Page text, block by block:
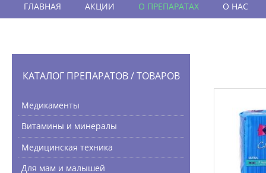
ГЛАВНАЯ АКЦИИ О ПРЕПАРАТАХ О НАС
КАТАЛОГ ПРЕПАРАТОВ / ТОВАРОВ
Медикаменты
Витамины и минералы
Медицинская техника
Для мам и малышей